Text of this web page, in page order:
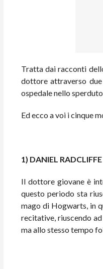
Tratta dai racconti
dottore attraverso
ospedale nello
Ed ecco a voi i cinque
1) DANIEL RADCLIFFE
Il dottore giovane è
questo periodo sta
mago di Hogwarts, in
recitative, riuscendo
ma allo stesso tempo